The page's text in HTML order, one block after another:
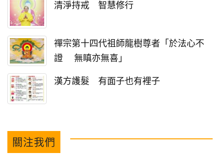
清淨持戒 智慧修行
禪宗第十四代祖師龍樹尊者「於法心不
證 無瞋亦無喜」
漢方護髮 有面子也有裡子
關注我們